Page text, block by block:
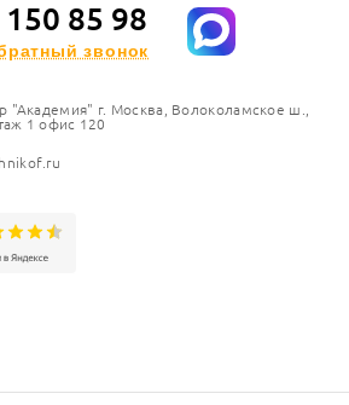
85 98
звонок
"Академия" г. Москва, Волоколамское ш.,
1 офис 120